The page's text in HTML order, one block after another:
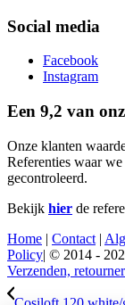
Social media
Facebook
Instagram
Een 9,2 van
Onze klanten
Referenties waar
gecontroleerd.
Bekijk hier de
Home | Contact |
Policy| © 2014 -
Verzenden,